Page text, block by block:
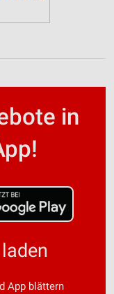
in
App blättern